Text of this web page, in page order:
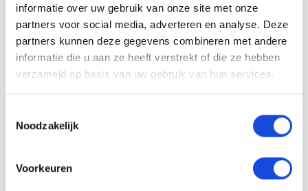
informatie over uw gebruik van onze site met onze
partners voor social media, adverteren en analyse. Deze
partners kunnen deze gegevens combineren met andere
informatie die u aan ze heeft verstrekt of die ze hebben
verzameld op basis van uw gebruik van hun services.
Noodzakelijk
Voorkeuren
Adresgegevens
Sleutelbloemstraat 29
7322AJ Apeldoorn
Route beschrijving
Ma-vr
Koopzondagen*